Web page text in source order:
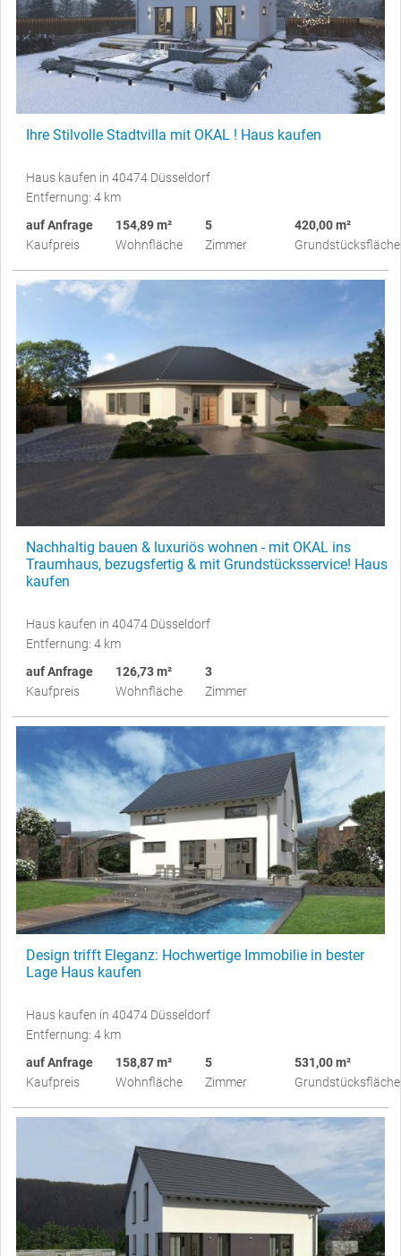
Ihre Stilvolle Stadtvilla mit OKAL ! Haus kaufen
Haus kaufen in 40474 Düsseldorf
Entfernung: 4 km
auf Anfrage
Kaufpreis
154,89 m²
Wohnfläche
5
Zimmer
420,00 m²
Grundstücksfläche
Nachhaltig bauen & luxuriös wohnen - mit OKAL ins
Traumhaus, bezugsfertig & mit Grundstücksservice! Haus
kaufen
Haus kaufen in 40474 Düsseldorf
Entfernung: 4 km
auf Anfrage
Kaufpreis
126,73 m²
Wohnfläche
3
Zimmer
Design trifft Eleganz: Hochwertige Immobilie in bester
Lage Haus kaufen
Haus kaufen in 40474 Düsseldorf
Entfernung: 4 km
auf Anfrage
Kaufpreis
158,87 m²
Wohnfläche
5
Zimmer
531,00 m²
Grundstücksfläche